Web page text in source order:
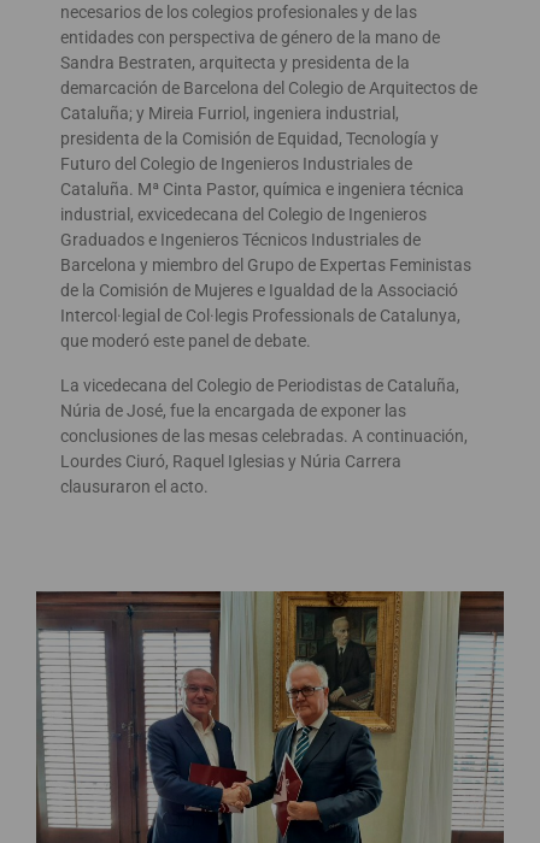
necesarios de los colegios profesionales y de las
entidades con perspectiva de género de la mano de
Sandra Bestraten, arquitecta y presidenta de la
demarcación de Barcelona del Colegio de Arquitectos de
Cataluña; y Mireia Furriol, ingeniera industrial,
presidenta de la Comisión de Equidad, Tecnología y
Futuro del Colegio de Ingenieros Industriales de
Cataluña. Mª Cinta Pastor, química e ingeniera técnica
industrial, exvicedecana del Colegio de Ingenieros
Graduados e Ingenieros Técnicos Industriales de
Barcelona y miembro del Grupo de Expertas Feministas
de la Comisión de Mujeres e Igualdad de la Associació
Intercol·legial de Col·legis Professionals de Catalunya,
que moderó este panel de debate.
La vicedecana del Colegio de Periodistas de Cataluña,
Núria de José, fue la encargada de exponer las
conclusiones de las mesas celebradas. A continuación,
Lourdes Ciuró, Raquel Iglesias y Núria Carrera
clausuraron el acto.